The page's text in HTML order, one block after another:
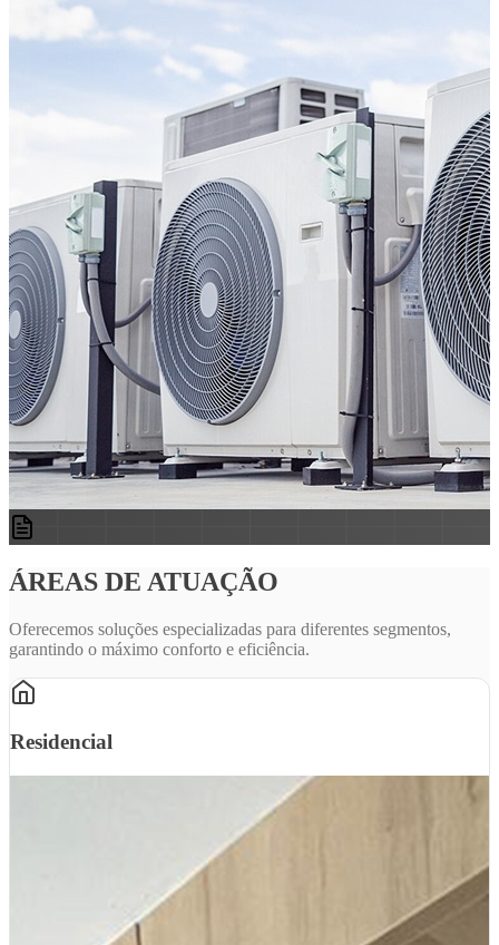
ÁREAS DE ATUAÇÃO
Oferecemos soluções especializadas para diferentes segmentos,
garantindo o máximo conforto e eficiência.
Residencial